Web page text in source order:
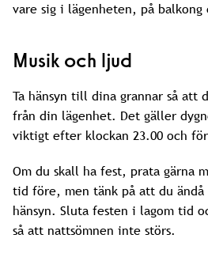
vare sig i lägenheten, på
Musik och ljud
Ta hänsyn till dina grannar så att
från din lägenhet. Det gäller
viktigt efter klockan 23.00 och
Om du skall ha fest, prata gärna
tid före, men tänk på att du ändå
hänsyn. Sluta festen i lagom tid
så att nattsömnen inte störs.